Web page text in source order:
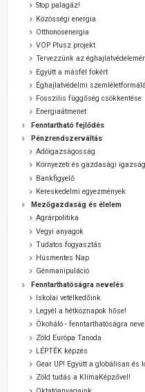
Stop palagáz!
Közösségi energia
Otthonosenergia
VOP Plusz projekt
Tervezzünk az
Együtt a másfél fokért
Éghajlatvédelmi
Fosszilis függőség csökkentése
Energiaátmenet
Fenntartható fejlődés
Pénzrendszerváltás
Adóigazságosság
Környezeti és gazdasági
Bankfigyelő
Kereskedelmi egyezmények
Mezőgazdaság és élelem
Agrárpolitika
Vegyi anyagok
Tudatos fogyasztás
Húsmentes Nap
Génmanipuláció
Fenntarthatóságra nevelés
Iskolai vetélkedőink
Legyél a hétköznapok hőse!
Ökoháló - fenntarthatóságra
Zöld Európa Tanoda
LÉPTÉK képzés
Gear UP! Együtt a globálisan
Zöld tudás a KlímaKépzővel!